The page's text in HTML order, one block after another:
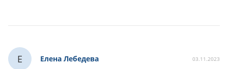
Е Елена Лебедева 03.11.2023